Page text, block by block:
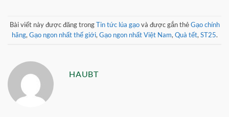
Bài viết này được đăng trongTin tức lúa gạovà được gắn thẻGạo chính
hãng,Gạo ngon nhất thế giới,Gạo ngon nhất Việt Nam,Quà tết,ST25.
HAUBT